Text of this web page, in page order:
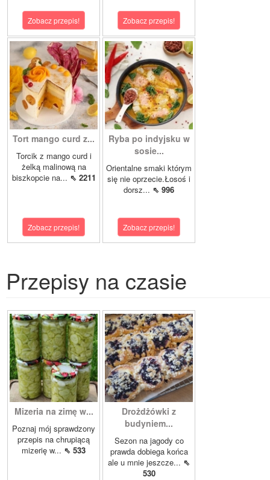
Zobacz przepis! Zobacz przepis!
Tort mango curd z...
Torcik z mango curd i
żelką malinową na
biszkopcie na... ⇖ 2211
Zobacz przepis!
Ryba po indyjsku w
sosie...
Orientalne smaki którym
się nie oprzecie.Łosoś i
dorsz... ⇖ 996
Zobacz przepis!
Przepisy na czasie
Mizeria na zimę w...
Poznaj mój sprawdzony
przepis na chrupiącą
mizerię w... ⇖ 533
Drożdżówki z
budyniem...
Sezon na jagody co
prawda dobiega końca
ale u mnie jeszcze... ⇖
530